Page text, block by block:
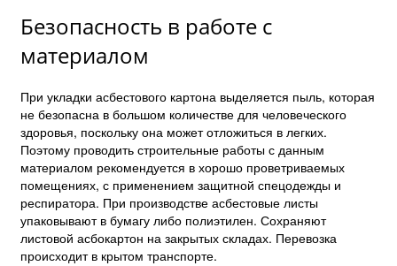
Безопасность в работе с
материалом
При укладки асбестового картона выделяется пыль, которая
не безопасна в большом количестве для человеческого
здоровья, поскольку она может отложиться в легких.
Поэтому проводить строительные работы с данным
материалом рекомендуется в хорошо проветриваемых
помещениях, с применением защитной спецодежды и
респиратора. При производстве асбестовые листы
упаковывают в бумагу либо полиэтилен. Сохраняют
листовой асбокартон на закрытых складах. Перевозка
происходит в крытом транспорте.